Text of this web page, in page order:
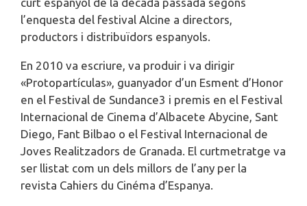
l’enquesta del festival Alcine a directors,
productors i distribuïdors espanyols.
En 2010 va escriure, va produir i va dirigir
«Protopartículas», guanyador d’un Esment d’Honor
en el Festival de Sundance3​ i premis en el Festival
Internacional de Cinema d’Albacete Abycine, Sant
Diego, Fant Bilbao o el Festival Internacional de
Joves Realitzadors de Granada. El curtmetratge va
ser llistat com un dels millors de l’any per la
revista Cahiers du Cinéma d’Espanya.